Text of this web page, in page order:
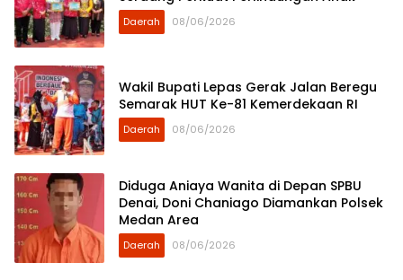
Daerah 08/06/2026
Wakil Bupati Lepas Gerak Jalan Beregu
Semarak HUT Ke-81 Kemerdekaan RI
Daerah 08/06/2026
Diduga Aniaya Wanita di Depan SPBU
Denai, Doni Chaniago Diamankan Polsek
Medan Area
Daerah 08/06/2026